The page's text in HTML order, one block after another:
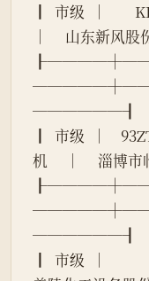
┃  市级  │
│     山东新风股
──────┨
┃  市级  │
机     │     淄博市
──────┨
┃  市级  │